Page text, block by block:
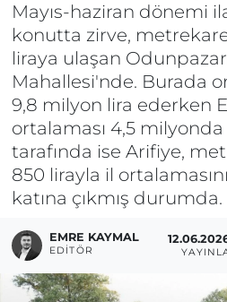
Mayıs-haziran dönemi
konutta zirve,
liraya ulaşan
Mahallesi'nde. Burada
9,8 milyon lira ederken
ortalaması 4,5 milyonda
tarafında ise Arifiye,
850 lirayla il
katına çıkmış durumda.
EMRE KAYMAL
EDITÖR